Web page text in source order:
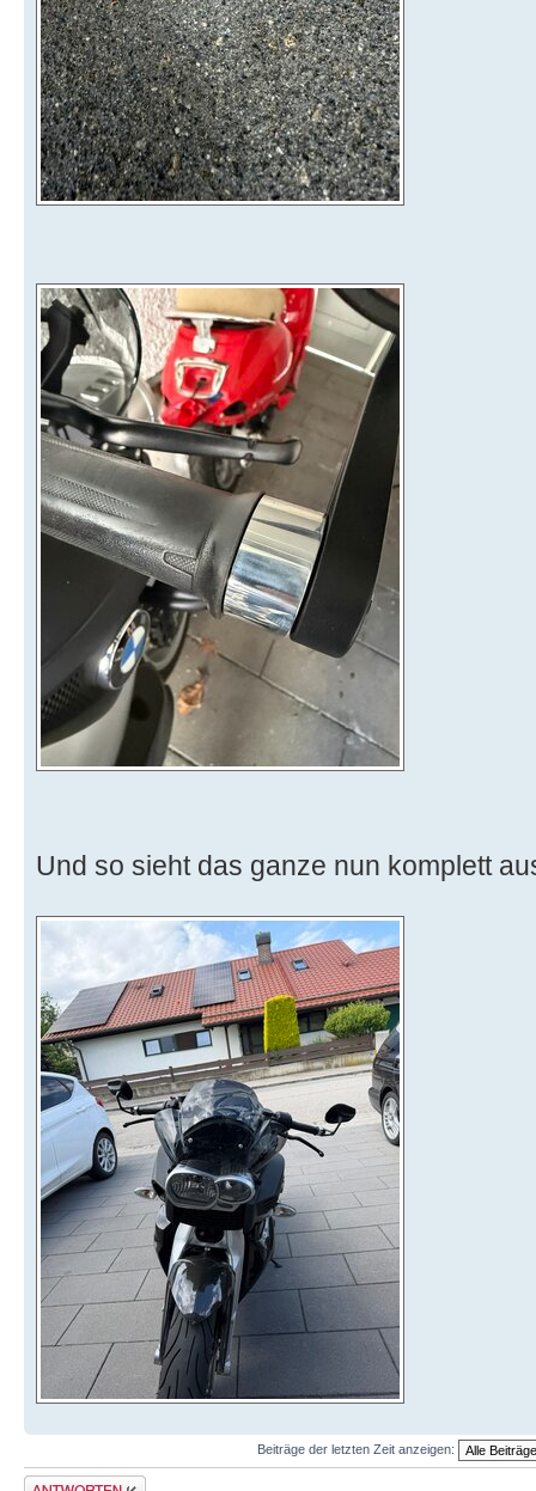
Und so sieht das ganze nun komplett
Beiträge der letzten Zeit anzeigen:
Antwort schreiben